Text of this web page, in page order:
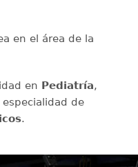
en el área de la
en Pediatría,
de
.